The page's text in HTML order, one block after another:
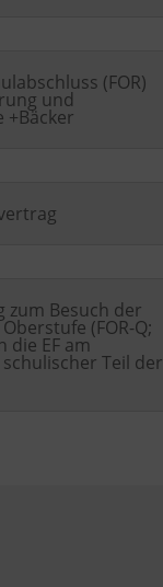
(FOR)
und
+Bäcker
zum Besuch der
(FOR-Q;
die EF am
Teil der